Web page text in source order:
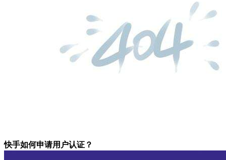
快手如何申请用户认证？